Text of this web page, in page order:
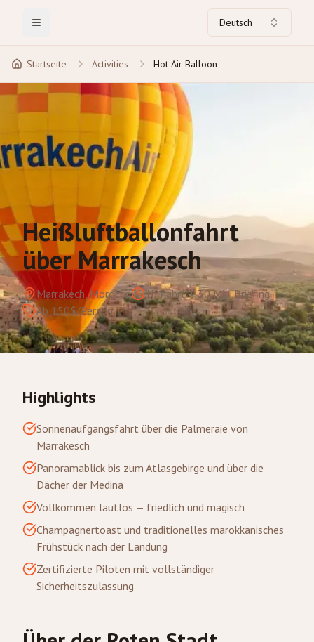
Toggle Menu Deutsch
Startseite Activities Hot Air Balloon
Heißluftballonfahrt
über Marrakesch
Marrakech, Morocco
1h Fahrt + 30 Min. Briefing
Ab 150$/Person
Highlights
Sonnenaufgangsfahrt über die Palmeraie von
Marrakesch
Panoramablick bis zum Atlasgebirge und über die
Dächer der Medina
Vollkommen lautlos — friedlich und magisch
Champagnertoast und traditionelles marokkanisches
Frühstück nach der Landung
Zertifizierte Piloten mit vollständiger
Sicherheitszulassung